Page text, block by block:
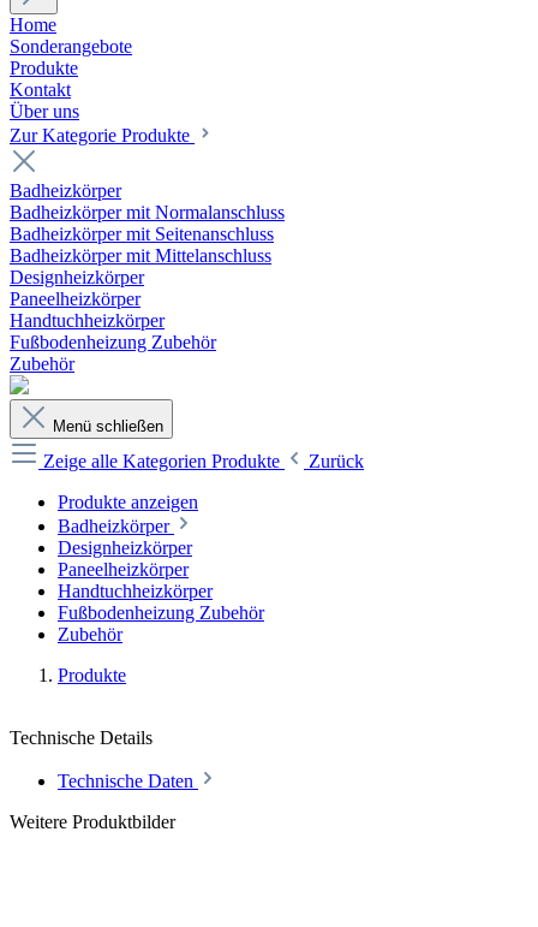
Home
Sonderangebote
Produkte
Kontakt
Über uns
Zur Kategorie Produkte
Badheizkörper
Badheizkörper mit Normalanschluss
Badheizkörper mit Seitenanschluss
Badheizkörper mit Mittelanschluss
Designheizkörper
Paneelheizkörper
Handtuchheizkörper
Fußbodenheizung Zubehör
Zubehör
Menü schließen
Zeige alle Kategorien Produkte
Zurück
Produkte anzeigen
Badheizkörper
Designheizkörper
Paneelheizkörper
Handtuchheizkörper
Fußbodenheizung Zubehör
Zubehör
Produkte
Technische Details
Technische Daten
Weitere Produktbilder